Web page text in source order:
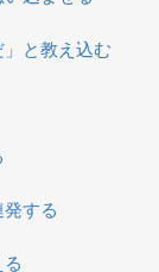
と教え込む
する